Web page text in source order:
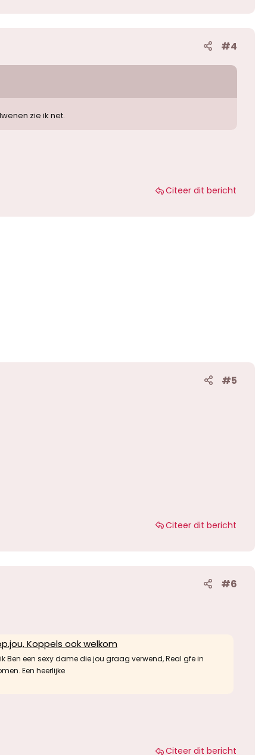
#4
zie ik net.
Citeer dit bericht
#5
Citeer dit bericht
#6
Koppels ook welkom
Ben een sexy dame die jou graag verwend, Real gfe in
Een heerlijke
Citeer dit bericht